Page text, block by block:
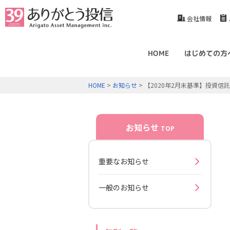
会社情報
HOME はじめての方
HOME > お知らせ > 【2020年2月末基準】投資信
お知らせ TOP
重要なお知らせ
一般のお知らせ